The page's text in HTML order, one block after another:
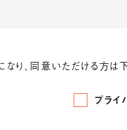
なり、同意いただける方は
プライ